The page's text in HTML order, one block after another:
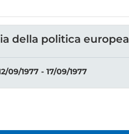
della politica europea
1977 - 17/09/1977